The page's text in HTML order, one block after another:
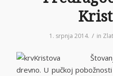
1. srpnja 2014. / in
drevno. U pučkoj